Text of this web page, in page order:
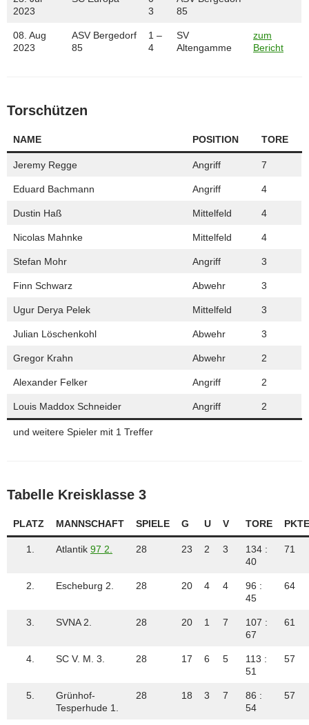
2023
3
85
08. Aug
2023
ASV Bergedorf
85
1 –
4
SV
Altengamme
zum
Bericht
Torschützen
NAME POSITION TORE
Jeremy Regge Angriff 7
Eduard Bachmann Angriff 4
Dustin Haß Mittelfeld 4
Nicolas Mahnke Mittelfeld 4
Stefan Mohr Angriff 3
Finn Schwarz Abwehr 3
Ugur Derya Pelek Mittelfeld 3
Julian Löschenkohl Abwehr 3
Gregor Krahn Abwehr 2
Alexander Felker Angriff 2
Louis Maddox Schneider Angriff 2
und weitere Spieler mit 1 Treffer
Tabelle Kreisklasse 3
PLATZ MANNSCHAFT SPIELE G U V TORE PKTE
1. Atlantik 97 2. 28 23 2 3
134 :
40
71
2. Escheburg 2. 28 20 4 4
96 :
45
64
3. SVNA 2. 28 20 1 7
107 :
67
61
4. SC V. M. 3. 28 17 6 5
113 :
51
57
5.
Grünhof-
Tesperhude 1.
28 18 3 7
86 :
54
57